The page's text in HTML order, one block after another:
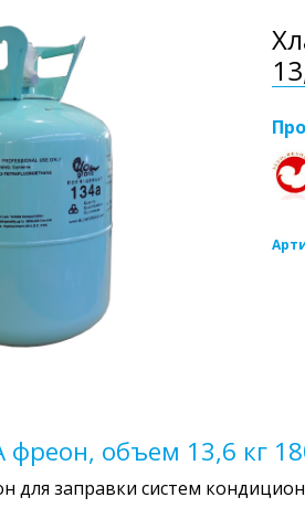
фреон, объем 13,6 кг
для заправки систем